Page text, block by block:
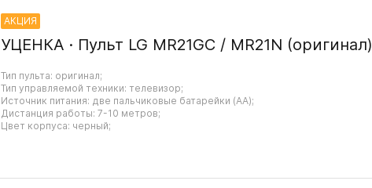
АКЦИЯ
УЦЕНКА · Пульт LG MR21GC / MR21N (оригинал)
Тип пульта: оригинал;
Тип управляемой техники: телевизор;
Источник питания: две пальчиковые батарейки (AA);
Дистанция работы: 7-10 метров;
Цвет корпуса: черный;